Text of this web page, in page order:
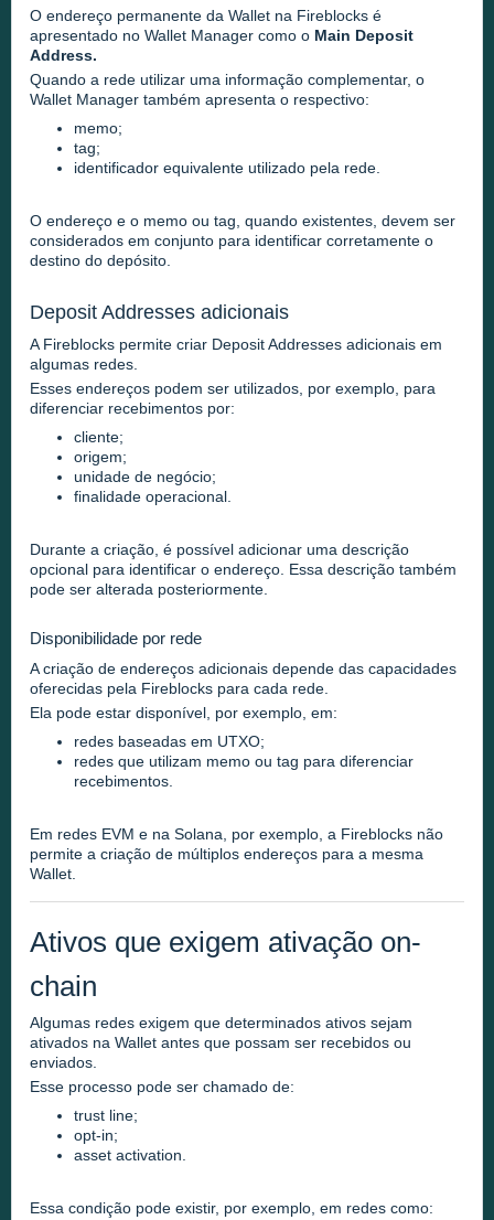
O endereço permanente da Wallet na Fireblocks é
apresentado no Wallet Manager como o Main Deposit
Address.
Quando a rede utilizar uma informação complementar, o
Wallet Manager também apresenta o respectivo:
memo;
tag;
identificador equivalente utilizado pela rede.
O endereço e o memo ou tag, quando existentes, devem ser
considerados em conjunto para identificar corretamente o
destino do depósito.
Deposit Addresses adicionais
A Fireblocks permite criar Deposit Addresses adicionais em
algumas redes.
Esses endereços podem ser utilizados, por exemplo, para
diferenciar recebimentos por:
cliente;
origem;
unidade de negócio;
finalidade operacional.
Durante a criação, é possível adicionar uma descrição
opcional para identificar o endereço. Essa descrição também
pode ser alterada posteriormente.
Disponibilidade por rede
A criação de endereços adicionais depende das capacidades
oferecidas pela Fireblocks para cada rede.
Ela pode estar disponível, por exemplo, em:
redes baseadas em UTXO;
redes que utilizam memo ou tag para diferenciar
recebimentos.
Em redes EVM e na Solana, por exemplo, a Fireblocks não
permite a criação de múltiplos endereços para a mesma
Wallet.
Ativos que exigem ativação on-
chain
Algumas redes exigem que determinados ativos sejam
ativados na Wallet antes que possam ser recebidos ou
enviados.
Esse processo pode ser chamado de:
trust line;
opt-in;
asset activation.
Essa condição pode existir, por exemplo, em redes como: